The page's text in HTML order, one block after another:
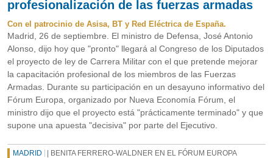
profesionalización de las fuerzas armadas
Con el patrocinio de Asisa, BT y Red Eléctrica de España.
Madrid, 26 de septiembre. El ministro de Defensa, José Antonio
Alonso, dijo hoy que "pronto" llegará al Congreso de los Diputados
el proyecto de ley de Carrera Militar con el que pretende mejorar
la capacitación profesional de los miembros de las Fuerzas
Armadas. Durante su participación en un desayuno informativo del
Fórum Europa, organizado por Nueva Economía Fórum, el
ministro dijo que el proyecto está "prácticamente terminado" y que
supone una apuesta "decisiva" por parte del Ejecutivo.
MADRID | BENITA FERRERO-WALDNER EN EL FÓRUM EUROPA